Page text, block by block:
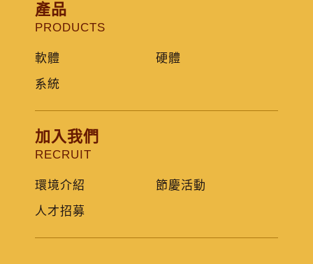
產品
PRODUCTS
軟體
硬體
系統
加入我們
RECRUIT
環境介紹
節慶活動
人才招募